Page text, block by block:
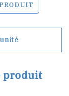
produit